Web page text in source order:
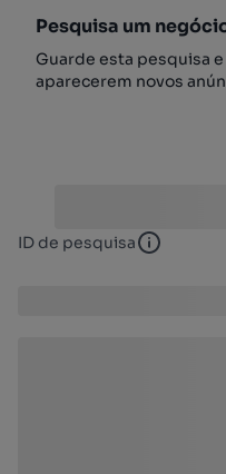
Pesquisa um
Guarde esta pesquisa
aparecerem novos
ID de pesquisa ID de